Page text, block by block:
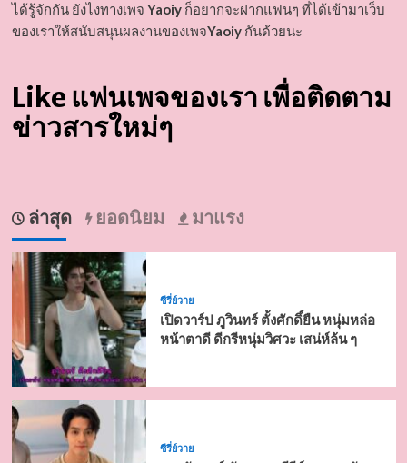
ได้รู้จักกัน ยังไงทางเพจ Yaoiyก็อยากจะฝากแฟนๆ ที่ได้เข้ามาเว็บ
ของเราให้สนับสนุนผลงานของเพจYaoiyกันด้วยนะ
Like แฟนเพจของเรา เพื่อติดตาม
ข่าวสารใหม่ๆ
ล่าสุด ยอดนิยม มาแรง
ซีรี่ย์วาย
เปิดวาร์ป ภูวินทร์ ตั้งศักดิ์ยืน หนุ่มหล่อ
หน้าตาดี ดีกรีหนุ่มวิศวะ เสน่ห์ล้น ๆ
ซีรี่ย์วาย